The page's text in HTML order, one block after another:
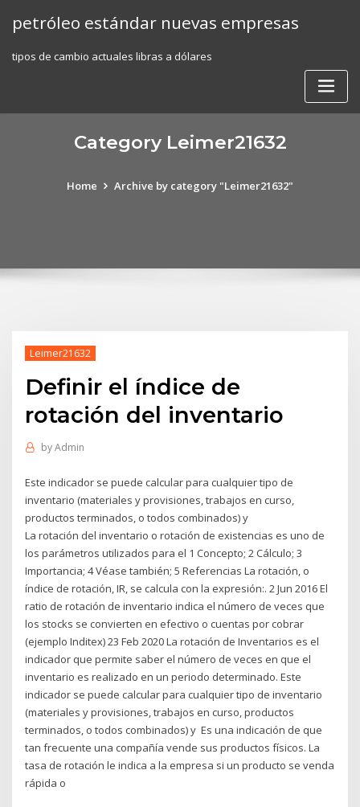
petróleo estándar nuevas empresas
tipos de cambio actuales libras a dólares
Category Leimer21632
Home Archive by category "Leimer21632"
Leimer21632
Definir el índice de
rotación del inventario
byAdmin
Este indicador se puede calcular para cualquier tipo de
inventario (materiales y provisiones, trabajos en curso,
productos terminados, o todos combinados) y
La rotación del inventario o rotación de existencias es uno de
los parámetros utilizados para el 1 Concepto; 2 Cálculo; 3
Importancia; 4 Véase también; 5 Referencias La rotación, o
índice de rotación, IR, se calcula con la expresión:. 2 Jun 2016 El
ratio de rotación de inventario indica el número de veces que
los stocks se convierten en efectivo o cuentas por cobrar
(ejemplo Inditex) 23 Feb 2020 La rotación de Inventarios es el
indicador que permite saber el número de veces en que el
inventario es realizado en un periodo determinado. Este
indicador se puede calcular para cualquier tipo de inventario
(materiales y provisiones, trabajos en curso, productos
terminados, o todos combinados) y Es una indicación de que
tan frecuente una compañía vende sus productos físicos. La
tasa de rotación le indica a la empresa si un producto se venda
rápida o